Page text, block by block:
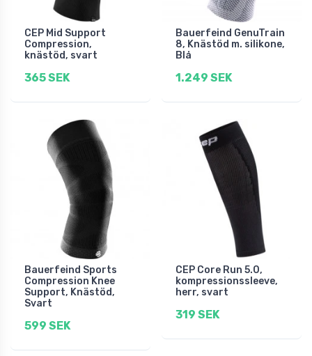
CEP Mid Support
Compression,
knästöd, svart
365 SEK
Bauerfeind GenuTrain
8, Knästöd m. silikone,
Blå
1.249 SEK
Bauerfeind Sports
Compression Knee
Support, Knästöd,
Svart
599 SEK
CEP Core Run 5.0,
kompressionssleeve,
herr, svart
319 SEK